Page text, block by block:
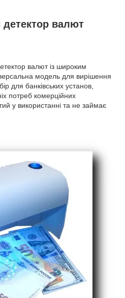
детектор валют
валют із широким
модель для вирішення
для банківських установ,
потреб комерційних
у використанні та не займає